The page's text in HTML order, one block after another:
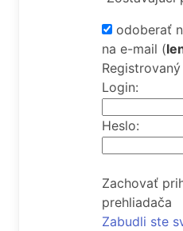
odoberať
na e-mail (
Login:
Heslo:
Zachovať
prehliadača
Zabudli ste